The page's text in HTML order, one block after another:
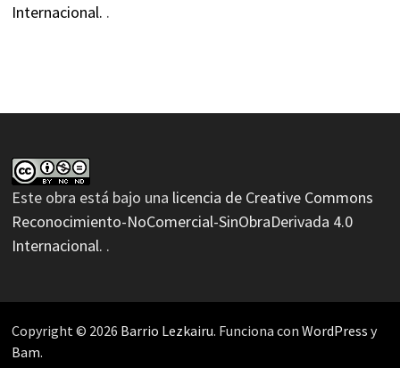
Internacional. .
Este obra está bajo una licencia de Creative Commons
Reconocimiento-NoComercial-SinObraDerivada 4.0
Internacional. .
Copyright © 2026 Barrio Lezkairu. Funciona con WordPress y
Bam.